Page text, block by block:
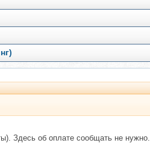
Здесь об оплате сообщать не нужно.